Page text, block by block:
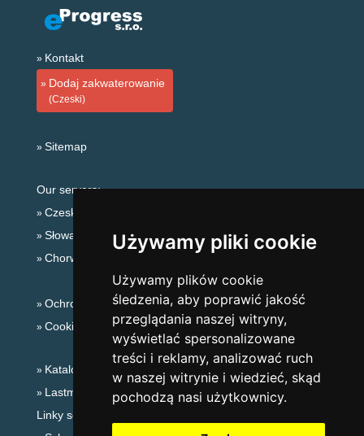
Używamy pliki cookie
Używamy plików cookie
śledzenia, aby poprawić jakość
przeglądania naszej witryny,
wyświetlać spersonalizowane
treści i reklamy, analizować ruch
w naszej witrynie i wiedzieć, skąd
pochodzą nasi użytkownicy.
Kontakt
Dodaj zakwaterowanie
(Czeski)
Sitemap
Our servers:
Czeskie Góry
Słowackie góry
Chorwacja
Ochrona prywatności
Cookies
Katalog zakwaterowania
Lastminute Jesioniki
Linky sezonowe: